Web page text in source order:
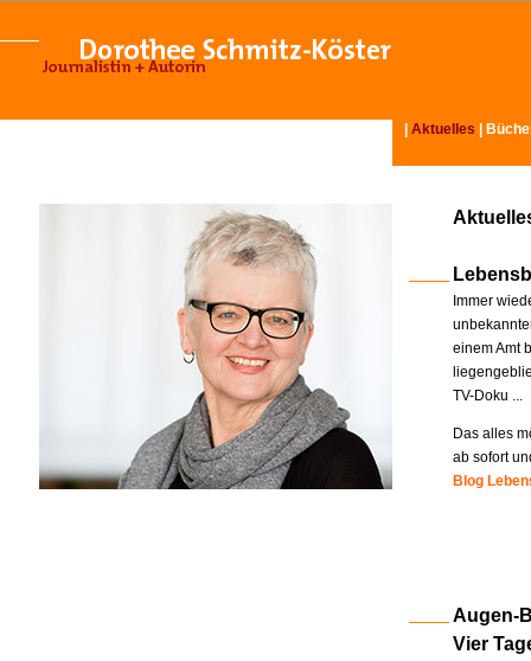
Aktuelles
Immer
einem Amt
TV-Doku ...
Das alles
ab sofort
Blog
Augen-
Vier